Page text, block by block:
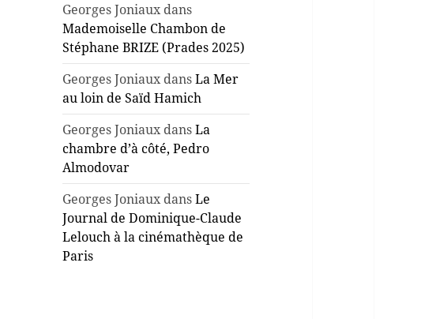
Georges Joniaux dans
Mademoiselle Chambon de
Stéphane BRIZE (Prades 2025)
Georges Joniaux dansLa Mer
au loin de Saïd Hamich
Georges Joniaux dansLa
chambre d’à côté, Pedro
Almodovar
Georges Joniaux dansLe
Journal de Dominique-Claude
Lelouch à la cinémathèque de
Paris